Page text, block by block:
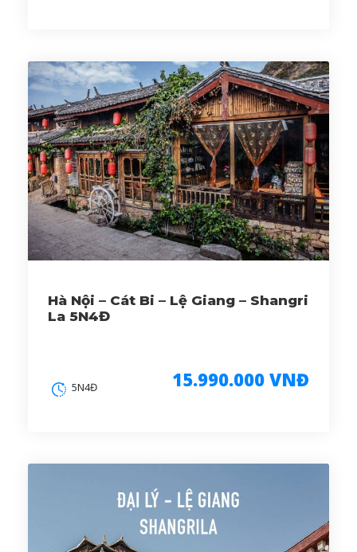
Hà Nội – Cát Bi – Lệ Giang – Shangri
La 5N4Đ
15.990.000 VNĐ
5N4Đ